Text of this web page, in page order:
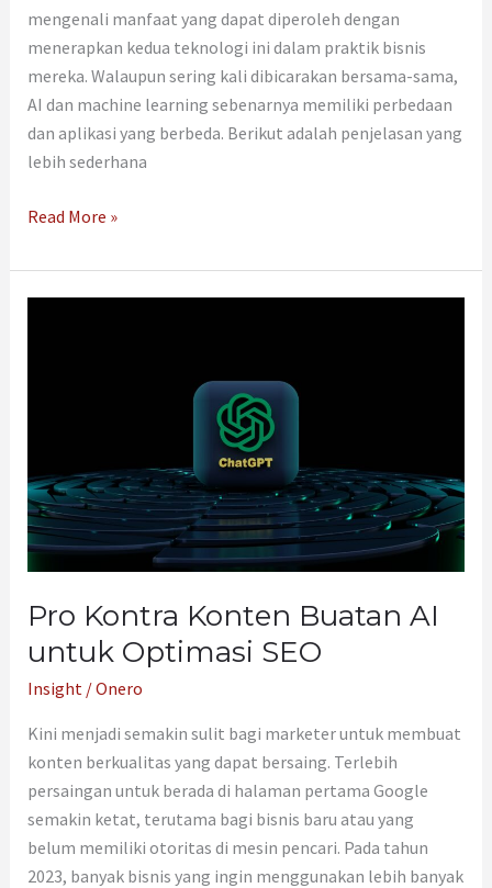
mengenali manfaat yang dapat diperoleh dengan
menerapkan kedua teknologi ini dalam praktik bisnis
mereka. Walaupun sering kali dibicarakan bersama-sama,
AI dan machine learning sebenarnya memiliki perbedaan
dan aplikasi yang berbeda. Berikut adalah penjelasan yang
lebih sederhana
Read More »
Pro Kontra Konten Buatan AI
untuk Optimasi SEO
Insight /Onero
Kini menjadi semakin sulit bagi marketer untuk membuat
konten berkualitas yang dapat bersaing. Terlebih
persaingan untuk berada di halaman pertama Google
semakin ketat, terutama bagi bisnis baru atau yang
belum memiliki otoritas di mesin pencari. Pada tahun
2023, banyak bisnis yang ingin menggunakan lebih banyak
Optimasi
SEO